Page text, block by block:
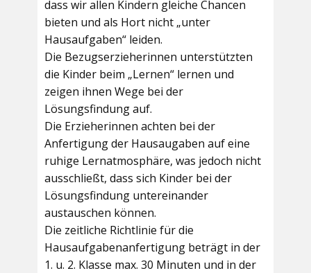
dass wir allen Kindern gleiche Chancen
bieten und als Hort nicht „unter
Hausaufgaben“ leiden.
Die Bezugserzieherinnen unterstützten
die Kinder beim „Lernen“ lernen und
zeigen ihnen Wege bei der
Lösungsfindung auf.
Die Erzieherinnen achten bei der
Anfertigung der Hausaugaben auf eine
ruhige Lernatmosphäre, was jedoch nicht
ausschließt, dass sich Kinder bei der
Lösungsfindung untereinander
austauschen können.
Die zeitliche Richtlinie für die
Hausaufgabenanfertigung beträgt in der
1. u. 2. Klasse max. 30 Minuten und in der